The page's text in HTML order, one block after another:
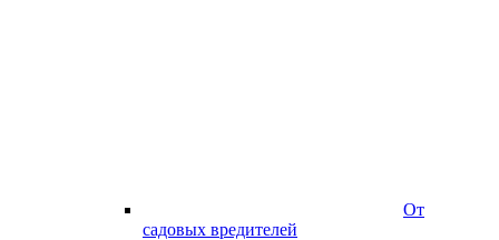
От
садовых вредителей